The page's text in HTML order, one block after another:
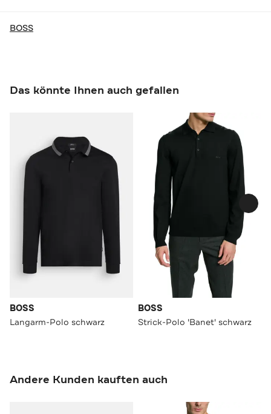
BOSS
Das könnte Ihnen auch gefallen
BOSS
Langarm-Polo schwarz
BOSS
Strick-Polo 'Banet' schwarz
Andere Kunden kauften auch